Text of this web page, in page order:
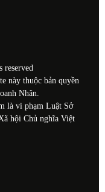
này thuộc bản quyền
Nhân.
là vi phạm Luật Sở
hội Chủ nghĩa Việt